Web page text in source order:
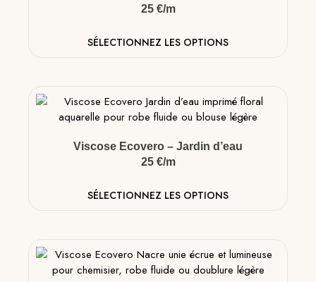
25 €/m
SÉLECTIONNEZ LES OPTIONS
Viscose Ecovero – Jardin d’eau
25 €/m
SÉLECTIONNEZ LES OPTIONS